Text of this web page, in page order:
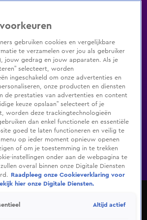
programma's Zenders Genres
TV inlogShop
Programma's De Bondgenoten
Shop
'Extreemrechts is niet geïnteresseerd
gebruiken cookies en vergelijkbare
te verzamelen over jou als gebruiker
jouw gedrag en jouw apparaten. Als je
selecteert, worden
ingeschakeld om onze advertenties en
onze producten en diensten
de prestaties van advertenties en content
keuze opslaan” selecteert of je
worden deze trackingtechnologieën
dan enkel functionele en essentiële
goed te laten functioneren en veilig te
op ieder moment opnieuw openen
of om je toestemming in te trekken
instellingen onder aan de webpagina te
overal binnen onze Digitale Diensten
Raadpleeg onze Cookieverklaring voor
hier onze Digitale Diensten.
Altijd actief